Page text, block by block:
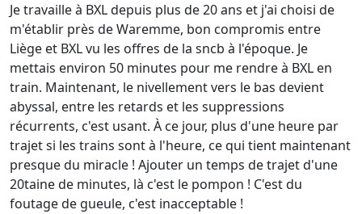
Je travaille à BXL depuis plus de 20 ans et j'ai choisi de
m'établir près de Waremme, bon compromis entre
Liège et BXL vu les offres de la sncb à l'époque. Je
mettais environ 50 minutes pour me rendre à BXL en
train. Maintenant, le nivellement vers le bas devient
abyssal, entre les retards et les suppressions
récurrents, c'est usant. À ce jour, plus d'une heure par
trajet si les trains sont à l'heure, ce qui tient maintenant
presque du miracle ! Ajouter un temps de trajet d'une
20taine de minutes, là c'est le pompon ! C'est du
foutage de gueule, c'est inacceptable !